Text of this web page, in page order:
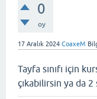
0
oy
17 Aralık 2024 CoaxeM
Tayfa sınıfı için
çıkabilirsin ya da